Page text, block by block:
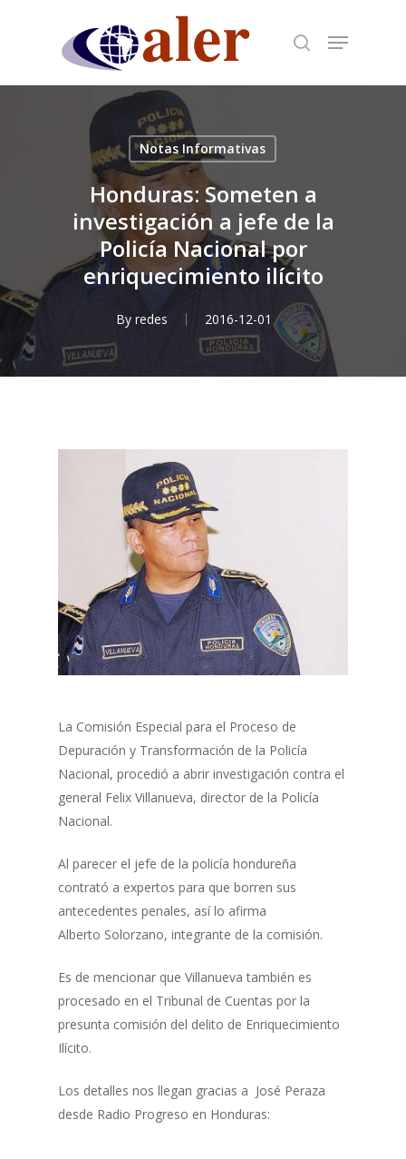
content
Notas Informativas
Honduras: Someten a
investigación a jefe de la
Policía Nacional por
enriquecimiento ilícito
By redes 2016-12-01
La Comisión Especial para el Proceso de
Depuración y Transformación de la Policía
Nacional, procedió a abrir investigación contra el
general Felix Villanueva, director de la Policía
Nacional.
Al parecer el jefe de la policía hondureña
contrató a expertos para que borren sus
antecedentes penales, así lo afirma
Alberto Solorzano, integrante de la comisión.
Es de mencionar que Villanueva también es
procesado en el Tribunal de Cuentas por la
presunta comisión del delito de Enriquecimiento
Ilícito.
Los detalles nos llegan gracias a José Peraza
desde Radio Progreso en Honduras: